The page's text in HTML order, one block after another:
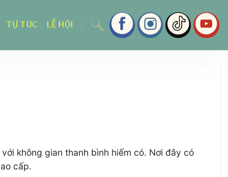
TỰ TÚC LỄ HỘI
không gian thanh bình hiếm có. Nơi đây có
cấp.